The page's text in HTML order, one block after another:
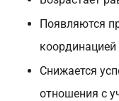
Появляются
Снижается
отношения с